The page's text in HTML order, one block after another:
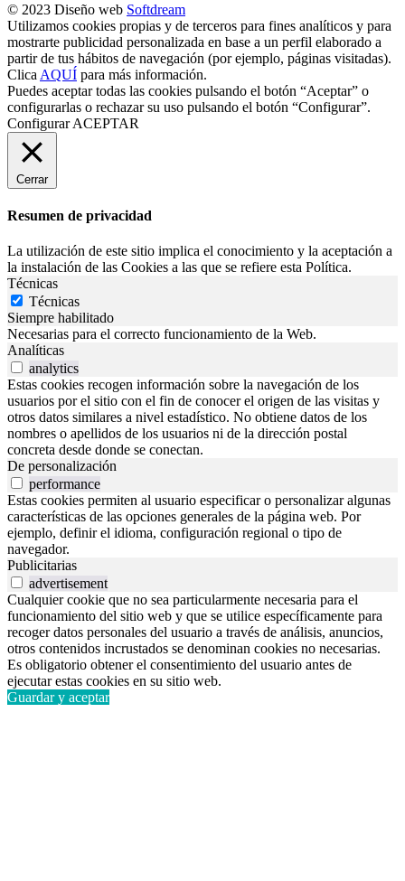
© 2023 Diseño web Softdream
Utilizamos cookies propias y de terceros para fines analíticos y para
mostrarte publicidad personalizada en base a un perfil elaborado a
partir de tus hábitos de navegación (por ejemplo, páginas visitadas).
Clica AQUÍ para más información.
Puedes aceptar todas las cookies pulsando el botón “Aceptar” o
configurarlas o rechazar su uso pulsando el botón “Configurar”.
Configurar ACEPTAR
Cerrar
Resumen de privacidad
La utilización de este sitio implica el conocimiento y la aceptación a
la instalación de las Cookies a las que se refiere esta Política.
Técnicas
Técnicas
Siempre habilitado
Necesarias para el correcto funcionamiento de la Web.
Analíticas
analytics
Estas cookies recogen información sobre la navegación de los
usuarios por el sitio con el fin de conocer el origen de las visitas y
otros datos similares a nivel estadístico. No obtiene datos de los
nombres o apellidos de los usuarios ni de la dirección postal
concreta desde donde se conectan.
De personalización
performance
Estas cookies permiten al usuario especificar o personalizar algunas
características de las opciones generales de la página web. Por
ejemplo, definir el idioma, configuración regional o tipo de
navegador.
Publicitarias
advertisement
Cualquier cookie que no sea particularmente necesaria para el
funcionamiento del sitio web y que se utilice específicamente para
recoger datos personales del usuario a través de análisis, anuncios,
otros contenidos incrustados se denominan cookies no necesarias.
Es obligatorio obtener el consentimiento del usuario antes de
ejecutar estas cookies en su sitio web.
Guardar y aceptar